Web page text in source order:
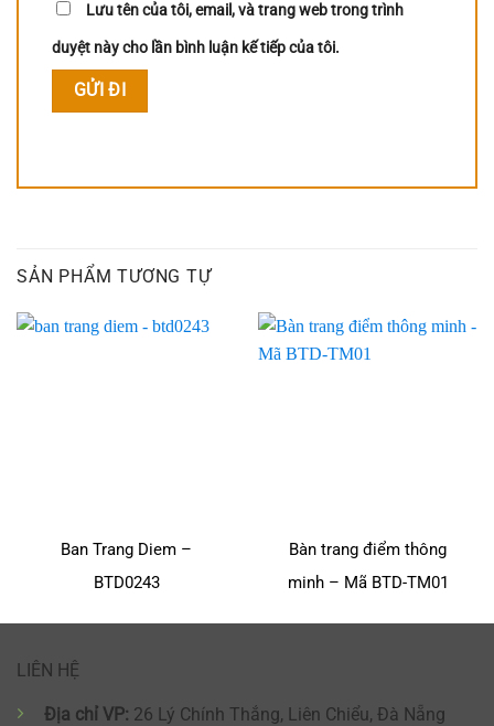
Lưu tên của tôi, email, và trang web trong trình
duyệt này cho lần bình luận kế tiếp của tôi.
SẢN PHẨM TƯƠNG TỰ
Ban Trang Diem –
BTD0243
Bàn trang điểm thông
minh – Mã BTD-TM01
LIÊN HỆ
Địa chỉ VP: 26 Lý Chính Thắng, Liên Chiểu, Đà Nẵng